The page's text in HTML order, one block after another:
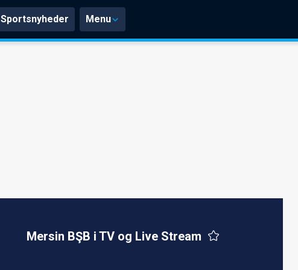
Sportsnyheder Menu
Mersin BŞB i TV og Live Stream